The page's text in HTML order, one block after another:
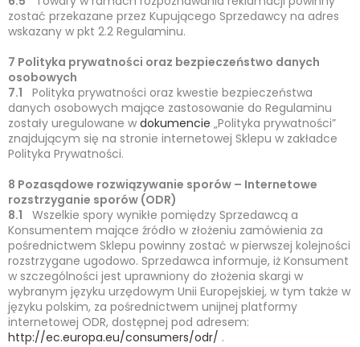
zostać przekazane przez Kupującego Sprzedawcy na adres
wskazany w pkt 2.2 Regulaminu.
7 Polityka prywatności oraz bezpieczeństwo danych
osobowych
7.1 Polityka prywatności oraz kwestie bezpieczeństwa
danych osobowych mające zastosowanie do Regulaminu
zostały uregulowane w dokumencie „Polityka prywatności”
znajdującym się na stronie internetowej Sklepu w zakładce
Polityka Prywatności.
8 Pozasądowe rozwiązywanie sporów – Internetowe
rozstrzyganie sporów (ODR)
8.1 Wszelkie spory wynikłe pomiędzy Sprzedawcą a
Konsumentem mające źródło w złożeniu zamówienia za
pośrednictwem Sklepu powinny zostać w pierwszej kolejności
rozstrzygane ugodowo. Sprzedawca informuje, iż Konsument
w szczególności jest uprawniony do złożenia skargi w
wybranym języku urzędowym Unii Europejskiej, w tym także w
języku polskim, za pośrednictwem unijnej platformy
internetowej ODR, dostępnej pod adresem:
http://ec.europa.eu/consumers/odr/ .